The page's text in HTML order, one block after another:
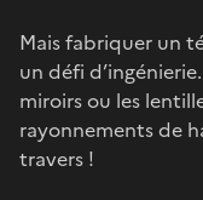
Mais fabriquer un
un défi
miroirs ou les
rayonnements de
travers !